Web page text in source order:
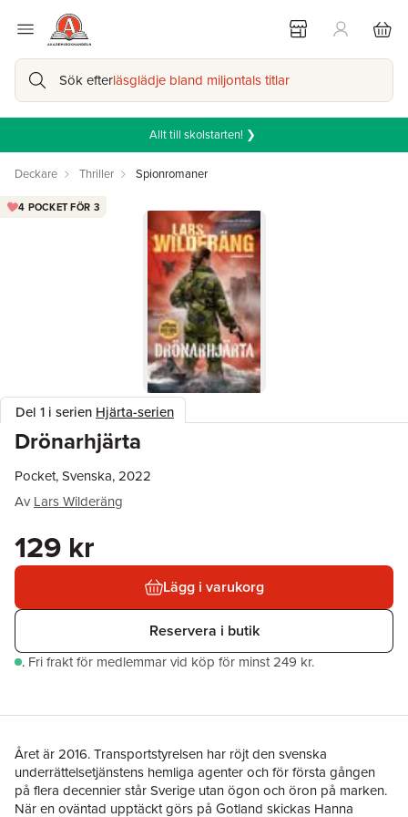
Sök efterläsglädje bland miljontals titlar
Allt till skolstarten! ❯
Deckare Thriller Spionromaner
Del 1 i serien Hjärta-serien
Drönarhjärta
4 POCKET FÖR 3
Pocket, Svenska, 2022
Av Lars Wilderäng
129 kr
Lägg i varukorg
Reservera i butik
. Fri frakt för medlemmar vid köp för minst 249 kr.
Året är 2016. Transportstyrelsen har röjt den svenska
underrättelsetjänstens hemliga agenter och för första gången
på flera decennier står Sverige utan ögon och öron på marken.
När en oväntad upptäckt görs på Gotland skickas Hanna